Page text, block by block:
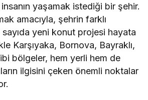
yaşamak istediği bir şehir.
amacıyla, şehrin farklı
yeni konut projesi hayata
Karşıyaka, Bornova, Bayraklı,
bölgeler, hem yerli hem de
ilgisini çeken önemli noktalar